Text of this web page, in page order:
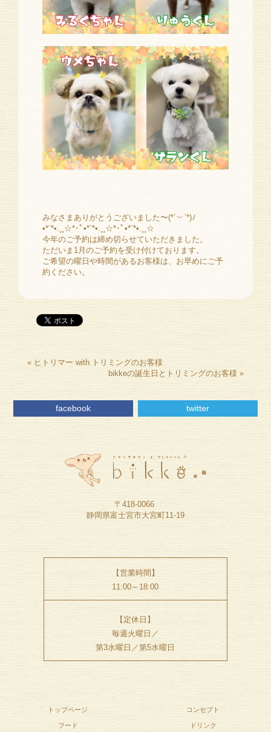
みなさまありがとうございました〜(*´︶`*)ﾉ
•*¨*•.¸¸☆*･ﾟ•*¨*•.¸¸☆*･ﾟ•*¨*•.¸¸☆
今年のご予約は締め切らせていただきました。
ただいま1月のご予約を受け付けております。
ご希望の曜日や時間があるお客様は、お早めにご予
約ください。
« ヒトリマー with トリミングのお客様
bikkeの誕生日とトリミングのお客様 »
facebook twitter
〒418-0066
静岡県富士宮市大宮町11-19
【営業時間】
11:00～18:00
【定休日】
毎週火曜日／
第3水曜日／第5水曜日
トップページ コンセプト
フード ドリンク